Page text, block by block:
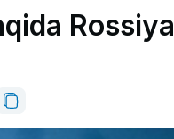
Rossiya